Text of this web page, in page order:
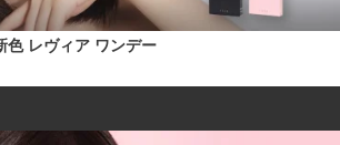
色 レヴィア ワンデー